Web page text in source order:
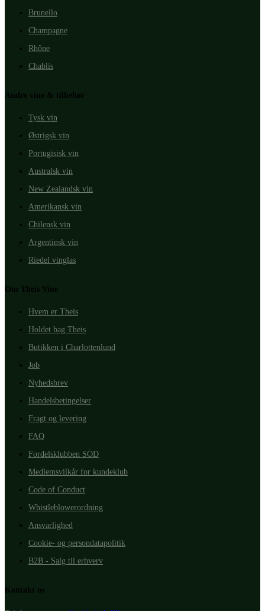
Brunello
Champagne
Rhône
Chablis
Andre vine & tilbehør
Tysk vin
Østrigsk vin
Portugisisk vin
Australsk vin
New Zealandsk vin
Amerikansk vin
Chilensk vin
Argentinsk vin
Riedel vinglas
Om Theis Vine
Hvem er Theis
Holdet bag Theis
Butikken i Charlottenlund
Job
Nyhedsbrev
Handelsbetingelser
Fragt og levering
FAQ
Fordelsklubben SÖD
Medlemsvilkår for kundeklub
Code of Conduct
Whistleblowerordning
Ansvarlighed
Cookie- og persondatapolitik
B2B - Salg til erhverv
Kontakt os